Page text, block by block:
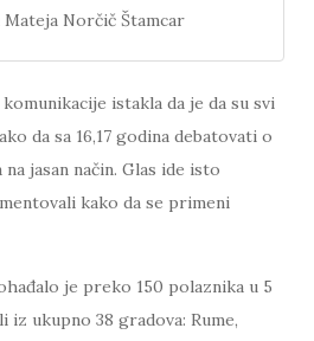
Mateja Norčič Štamcar
istakla da je da su svi
da sa 16,17 godina debatovati o
jasan način. Glas ide isto
kako da se primeni
je preko 150 polaznika u 5
iz ukupno 38 gradova: Rume,